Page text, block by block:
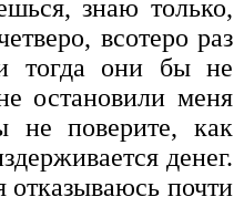
знаю только,
всотеро раз
тогда они бы не
остановили меня
не поверите, как
денег.
отказываюсь почти